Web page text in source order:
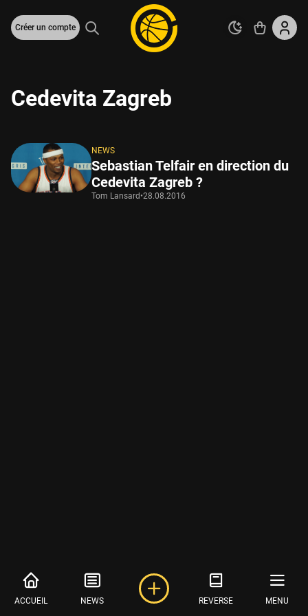
Créer un compte
ACCUEIL NEWS REVERSE MENU
Cedevita Zagreb
NEWS
Sebastian Telfair en direction du
Cedevita Zagreb ?
Tom Lansard•28.08.2016